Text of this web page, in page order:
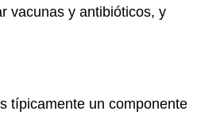
vacunas y antibióticos, y
típicamente un componente